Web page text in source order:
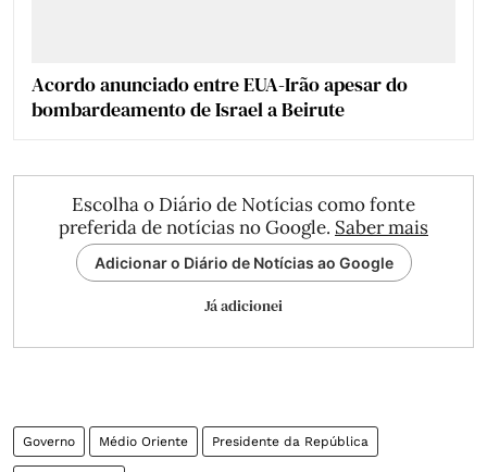
Acordo anunciado entre EUA-Irão apesar do
bombardeamento de Israel a Beirute
Escolha o Diário de Notícias como fonte
preferida de notícias no Google. Saber mais
Adicionar o Diário de Notícias ao Google
Já adicionei
Governo Médio Oriente Presidente da República